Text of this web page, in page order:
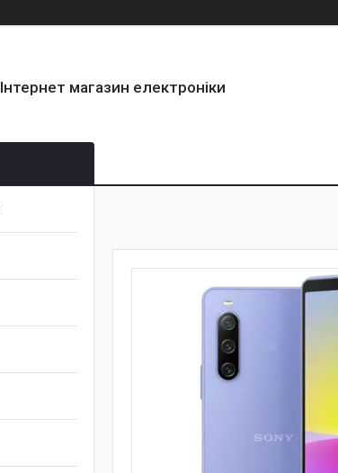
Інтернет магазин електроніки